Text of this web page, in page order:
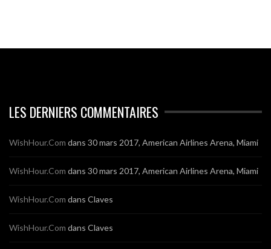
LES DERNIERS COMMENTAIRES
WishHour.Com dans 30 mars 2017, American Airlines Arena, Miami
WishHour.Com dans 30 mars 2017, American Airlines Arena, Miami
WishHour.Com dans Claves
WishHour.Com dans Claves